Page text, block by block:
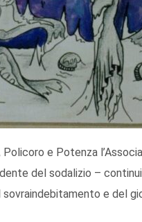
e Potenza
del sodalizio –
e del